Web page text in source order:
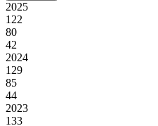
2025
122
80
42
2024
129
85
44
2023
133